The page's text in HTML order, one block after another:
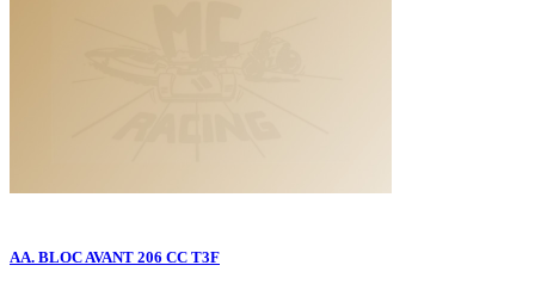
AA. BLOC AVANT 206 CC T3F